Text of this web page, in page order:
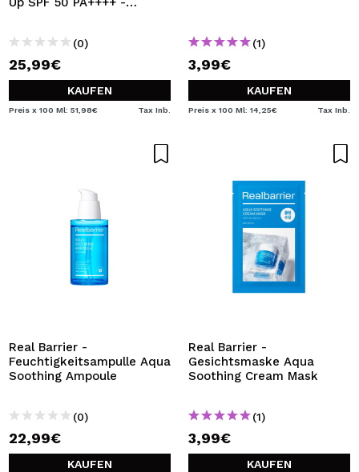
(0)
25,99€
KAUFEN
Preis x 100 Ml: 51,98€ Tax Inb.
(1)
3,99€
KAUFEN
Preis x 100 Ml: 14,25€ Tax Inb.
Real Barrier -
Feuchtigkeitsampulle Aqua
Soothing Ampoule
(0)
22,99€
KAUFEN
Real Barrier -
Gesichtsmaske Aqua
Soothing Cream Mask
(1)
3,99€
KAUFEN